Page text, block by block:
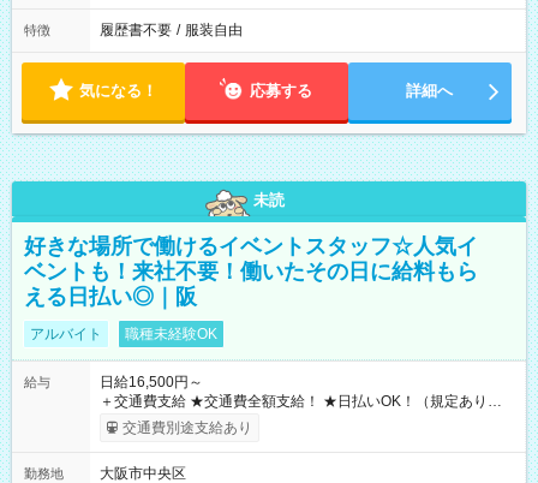
特徴 履歴書不要 / 服装自由
気になる！ 応募する 詳細へ
未読
好きな場所で働けるイベントスタッフ☆人気イ
ベントも！来社不要！働いたその日に給料もら
える日払い◎｜阪
アルバイト 職種未経験OK
給与
日給16,500円～
＋交通費支給 ★交通費全額支給！ ★日払いOK！（規定あり） ┗
働いたその日に現金GET♪ お仕事後はコンビニATMから 日払
交通費別途支給あり
勤務地
大阪市中央区